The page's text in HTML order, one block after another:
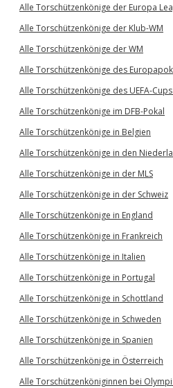
Alle Torschützenkönige der Europa
Alle Torschützenkönige der Klub-WM
Alle Torschützenkönige der WM
Alle Torschützenkönige des
Alle Torschützenkönige des UEFA-
Alle Torschützenkönige im DFB-Pokal
Alle Torschützenkönige in Belgien
Alle Torschützenkönige in den
Alle Torschützenkönige in der MLS
Alle Torschützenkönige in der Schweiz
Alle Torschützenkönige in England
Alle Torschützenkönige in Frankreich
Alle Torschützenkönige in Italien
Alle Torschützenkönige in Portugal
Alle Torschützenkönige in Schottland
Alle Torschützenkönige in Schweden
Alle Torschützenkönige in Spanien
Alle Torschützenkönige in Österreich
Alle Torschützenköniginnen bei